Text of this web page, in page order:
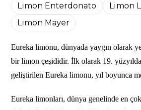
Limon Enterdonato
Limon
Limon Mayer
Eureka limonu, dünyada yaygın olarak
bir limon çeşididir. İlk olarak 19.
geliştirilen Eureka limonu, yıl boyunca
Eureka limonları, dünya genelinde en